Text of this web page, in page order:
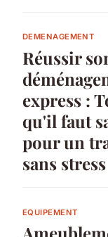
DEMENAGEMENT
Réussir
express :
qu'il faut
pour un
sans stress
EQUIPEMENT